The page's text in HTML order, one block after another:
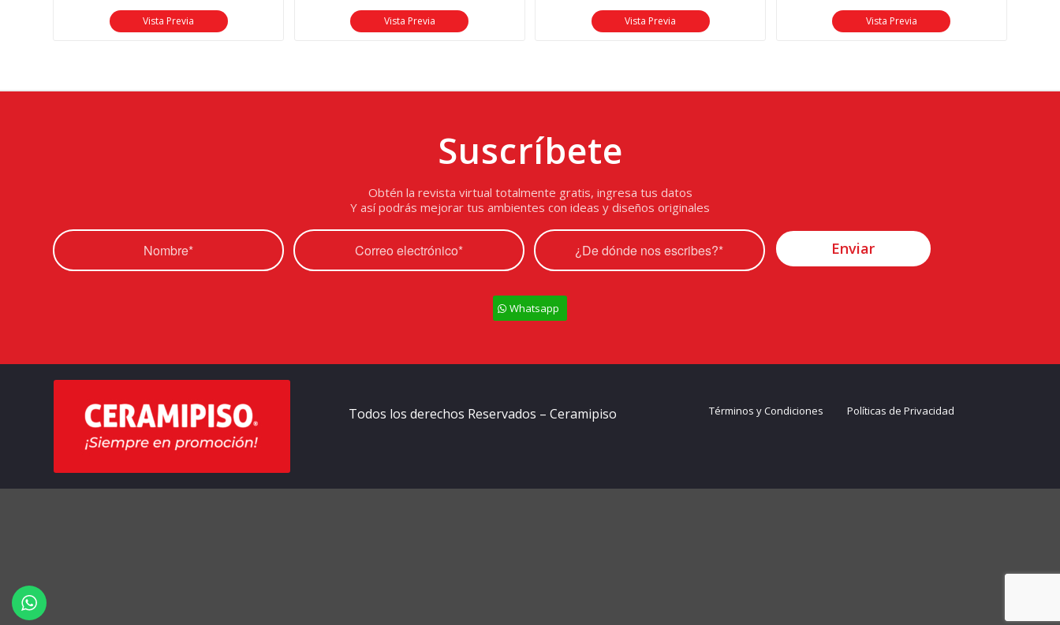
Vista Previa Vista Previa Vista Previa Vista Previa
Suscríbete
Obtén la revista virtual totalmente gratis, ingresa tus datos
Y así podrás mejorar tus ambientes con ideas y diseños originales
Whatsapp
Todos los derechos Reservados – Ceramipiso Términos y Condiciones Políticas de Privacidad